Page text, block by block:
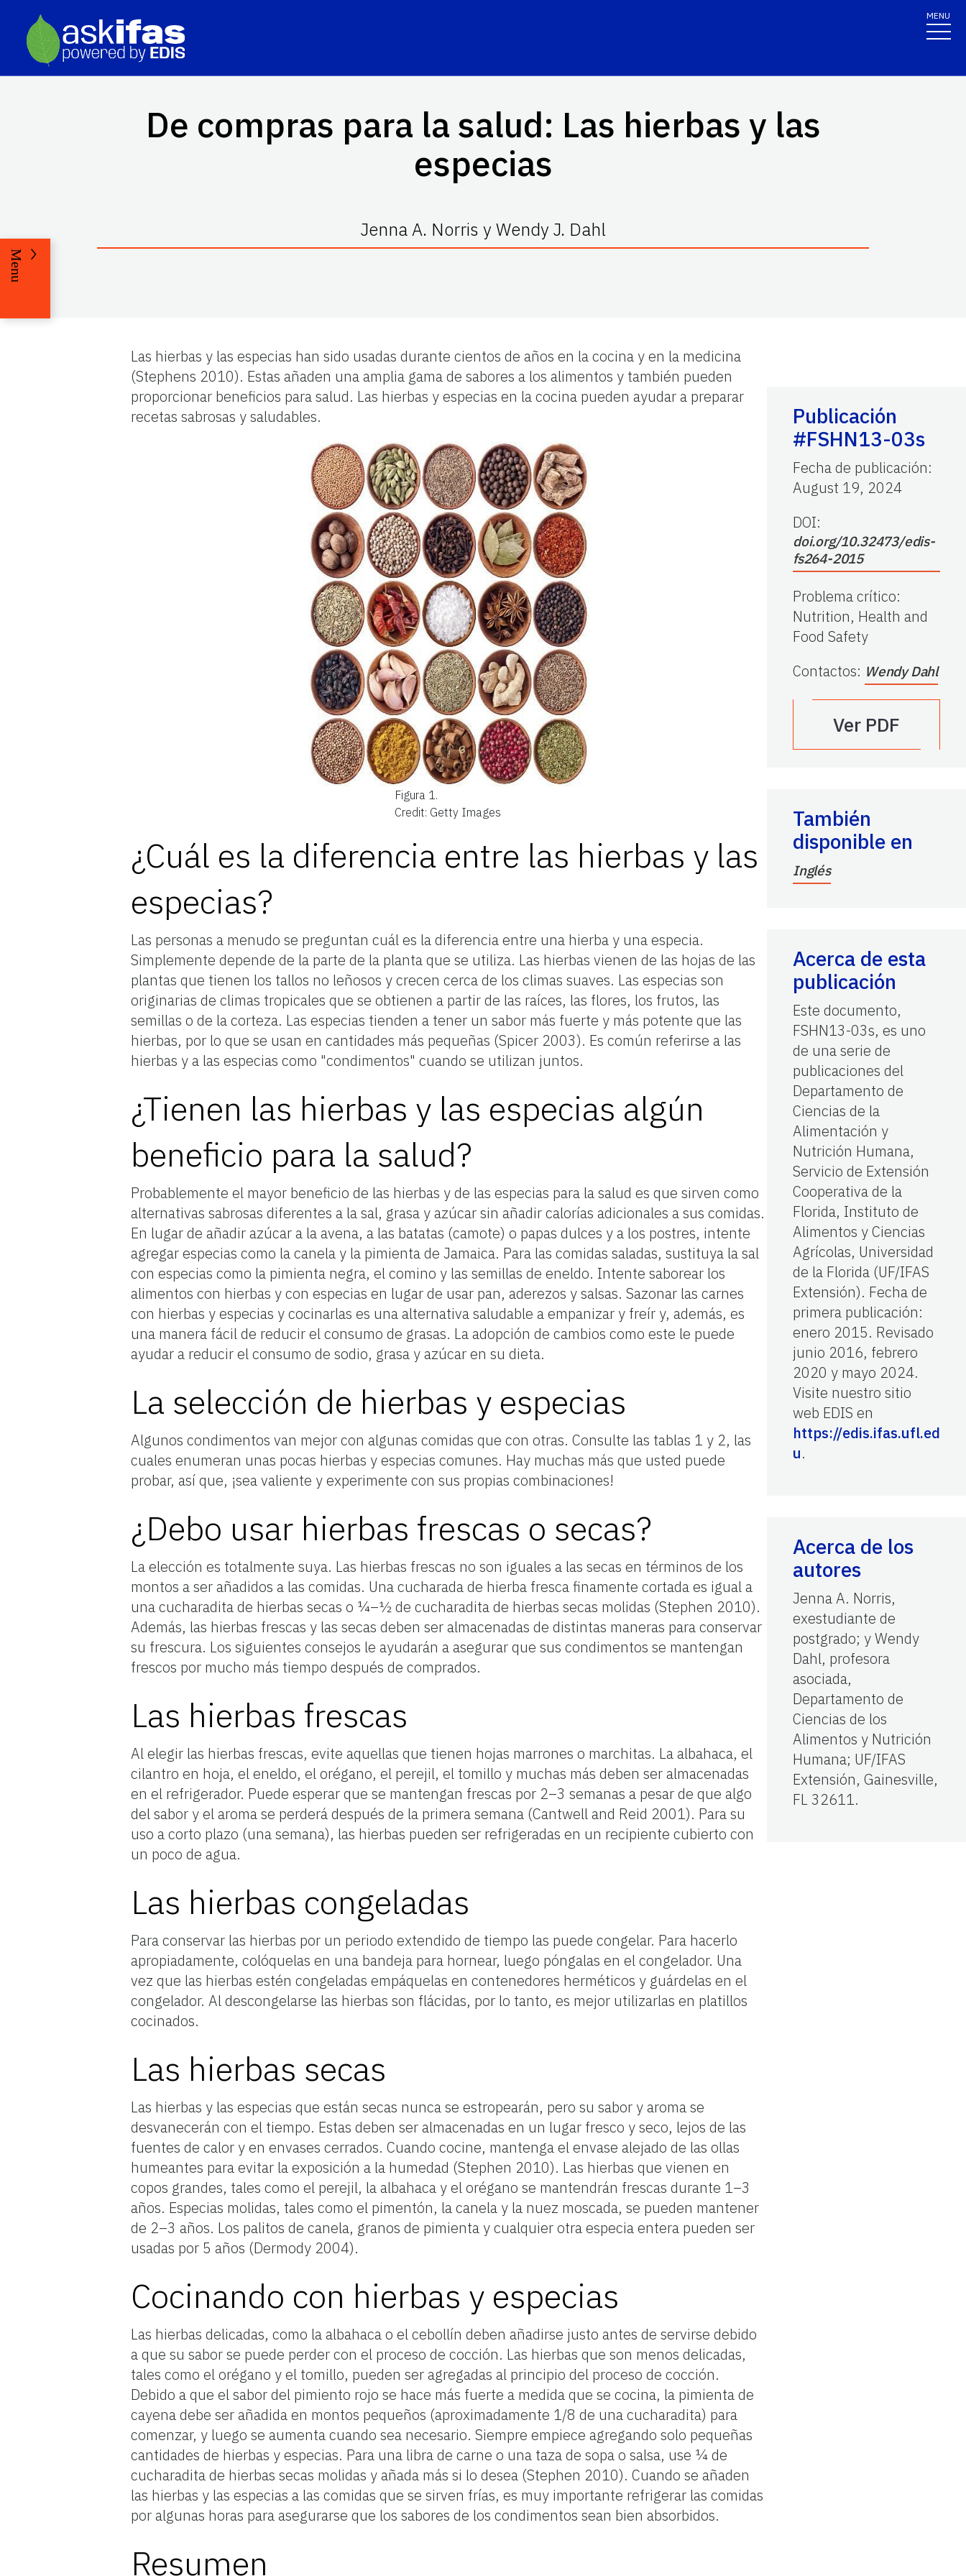
MENU
De compras para la salud: Las hierbas y las
especias
Jenna A. Norris y Wendy J. Dahl
Menu
Las hierbas y las especias han sido usadas durante cientos de años en la cocina y en la medicina
(Stephens 2010). Estas añaden una amplia gama de sabores a los alimentos y también pueden
proporcionar beneficios para salud. Las hierbas y especias en la cocina pueden ayudar a preparar
recetas sabrosas y saludables.
Figura 1.
Credit: Getty Images
¿Cuál es la diferencia entre las hierbas y las
especias?
Las personas a menudo se preguntan cuál es la diferencia entre una hierba y una especia.
Simplemente depende de la parte de la planta que se utiliza. Las hierbas vienen de las hojas de las
plantas que tienen los tallos no leñosos y crecen cerca de los climas suaves. Las especias son
originarias de climas tropicales que se obtienen a partir de las raíces, las flores, los frutos, las
semillas o de la corteza. Las especias tienden a tener un sabor más fuerte y más potente que las
hierbas, por lo que se usan en cantidades más pequeñas (Spicer 2003). Es común referirse a las
hierbas y a las especias como "condimentos" cuando se utilizan juntos.
¿Tienen las hierbas y las especias algún
beneficio para la salud?
Probablemente el mayor beneficio de las hierbas y de las especias para la salud es que sirven como
alternativas sabrosas diferentes a la sal, grasa y azúcar sin añadir calorías adicionales a sus comidas.
En lugar de añadir azúcar a la avena, a las batatas (camote) o papas dulces y a los postres, intente
agregar especias como la canela y la pimienta de Jamaica. Para las comidas saladas, sustituya la sal
con especias como la pimienta negra, el comino y las semillas de eneldo. Intente saborear los
alimentos con hierbas y con especias en lugar de usar pan, aderezos y salsas. Sazonar las carnes
con hierbas y especias y cocinarlas es una alternativa saludable a empanizar y freír y, además, es
una manera fácil de reducir el consumo de grasas. La adopción de cambios como este le puede
ayudar a reducir el consumo de sodio, grasa y azúcar en su dieta.
La selección de hierbas y especias
Algunos condimentos van mejor con algunas comidas que con otras. Consulte las tablas 1 y 2, las
cuales enumeran unas pocas hierbas y especias comunes. Hay muchas más que usted puede
probar, así que, ¡sea valiente y experimente con sus propias combinaciones!
¿Debo usar hierbas frescas o secas?
La elección es totalmente suya. Las hierbas frescas no son iguales a las secas en términos de los
montos a ser añadidos a las comidas. Una cucharada de hierba fresca finamente cortada es igual a
una cucharadita de hierbas secas o ¼–½ de cucharadita de hierbas secas molidas (Stephen 2010).
Además, las hierbas frescas y las secas deben ser almacenadas de distintas maneras para conservar
su frescura. Los siguientes consejos le ayudarán a asegurar que sus condimentos se mantengan
frescos por mucho más tiempo después de comprados.
Las hierbas frescas
Al elegir las hierbas frescas, evite aquellas que tienen hojas marrones o marchitas. La albahaca, el
cilantro en hoja, el eneldo, el orégano, el perejil, el tomillo y muchas más deben ser almacenadas
en el refrigerador. Puede esperar que se mantengan frescas por 2–3 semanas a pesar de que algo
del sabor y el aroma se perderá después de la primera semana (Cantwell and Reid 2001). Para su
uso a corto plazo (una semana), las hierbas pueden ser refrigeradas en un recipiente cubierto con
un poco de agua.
Las hierbas congeladas
Para conservar las hierbas por un periodo extendido de tiempo las puede congelar. Para hacerlo
apropiadamente, colóquelas en una bandeja para hornear, luego póngalas en el congelador. Una
vez que las hierbas estén congeladas empáquelas en contenedores herméticos y guárdelas en el
congelador. Al descongelarse las hierbas son flácidas, por lo tanto, es mejor utilizarlas en platillos
cocinados.
Las hierbas secas
Las hierbas y las especias que están secas nunca se estropearán, pero su sabor y aroma se
desvanecerán con el tiempo. Estas deben ser almacenadas en un lugar fresco y seco, lejos de las
fuentes de calor y en envases cerrados. Cuando cocine, mantenga el envase alejado de las ollas
humeantes para evitar la exposición a la humedad (Stephen 2010). Las hierbas que vienen en
copos grandes, tales como el perejil, la albahaca y el orégano se mantendrán frescas durante 1–3
años. Especias molidas, tales como el pimentón, la canela y la nuez moscada, se pueden mantener
de 2–3 años. Los palitos de canela, granos de pimienta y cualquier otra especia entera pueden ser
usadas por 5 años (Dermody 2004).
Cocinando con hierbas y especias
Las hierbas delicadas, como la albahaca o el cebollín deben añadirse justo antes de servirse debido
a que su sabor se puede perder con el proceso de cocción. Las hierbas que son menos delicadas,
tales como el orégano y el tomillo, pueden ser agregadas al principio del proceso de cocción.
Debido a que el sabor del pimiento rojo se hace más fuerte a medida que se cocina, la pimienta de
cayena debe ser añadida en montos pequeños (aproximadamente 1/8 de una cucharadita) para
comenzar, y luego se aumenta cuando sea necesario. Siempre empiece agregando solo pequeñas
cantidades de hierbas y especias. Para una libra de carne o una taza de sopa o salsa, use ¼ de
cucharadita de hierbas secas molidas y añada más si lo desea (Stephen 2010). Cuando se añaden
las hierbas y las especias a las comidas que se sirven frías, es muy importante refrigerar las comidas
por algunas horas para asegurarse que los sabores de los condimentos sean bien absorbidos.
Resumen
Publicación
#FSHN13-03s
Fecha de publicación:
August 19, 2024
DOI:
doi.org/10.32473/edis-
fs264-2015
Problema crítico:
Nutrition, Health and
Food Safety
Contactos: Wendy Dahl
Ver PDF
También
disponible en
Inglés
Acerca de esta
publicación
Este documento,
FSHN13-03s, es uno
de una serie de
publicaciones del
Departamento de
Ciencias de la
Alimentación y
Nutrición Humana,
Servicio de Extensión
Cooperativa de la
Florida, Instituto de
Alimentos y Ciencias
Agrícolas, Universidad
de la Florida (UF/IFAS
Extensión). Fecha de
primera publicación:
enero 2015. Revisado
junio 2016, febrero
2020 y mayo 2024.
Visite nuestro sitio
web EDIS en
https://edis.ifas.ufl.ed
u.
Acerca de los
autores
Jenna A. Norris,
exestudiante de
postgrado; y Wendy
Dahl, profesora
asociada,
Departamento de
Ciencias de los
Alimentos y Nutrición
Humana; UF/IFAS
Extensión, Gainesville,
FL 32611.